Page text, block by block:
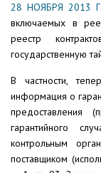
28 НОЯБРЯ 2013
включаемых в
реестр
государственную
В частности,
информация о
предоставления
гарантийного
контрольным
поставщиком